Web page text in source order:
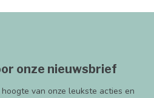
onze nieuwsbrief
van onze leukste acties en